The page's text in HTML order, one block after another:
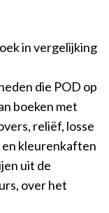
in vergelijking
die POD op
boeken met
reliëf, losse
en kleurenkaften
uit de
over het